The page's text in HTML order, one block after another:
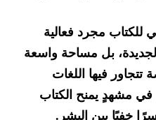
للكتاب مجرد فعالية
بل مساحة واسعة
فيها اللغات
في مشهدٍ يمنح الكتاب
خفيًا بين البشر.